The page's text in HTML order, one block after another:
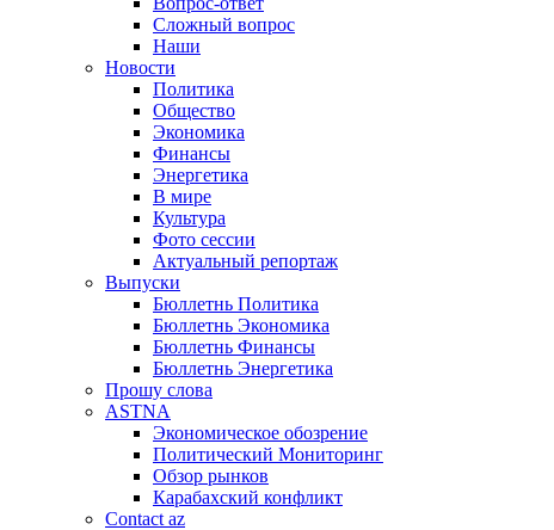
Сложный вопрос
Наши
Новости
Политика
Общество
Экономика
Финансы
Энергетика
В мире
Культура
Фото сессии
Актуальный репортаж
Выпуски
Бюллетнь Политика
Бюллетнь Экономика
Бюллетнь Финансы
Бюллетнь Энергетика
Прошу слова
ASTNA
Экономическое обозрение
Политический Мониторинг
Обзор рынков
Карабахский конфликт
Contact az